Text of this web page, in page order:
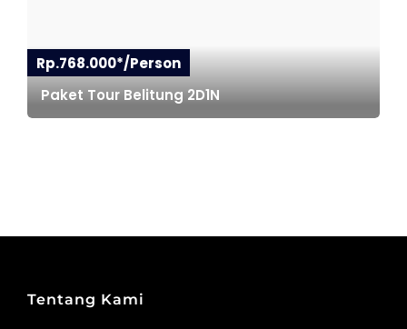
Rp.768.000*/Person
Paket Tour Belitung 2D1N
Tentang Kami